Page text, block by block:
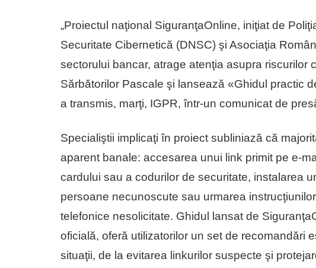
„Proiectul naţional SiguranţaOnline, iniţiat de
Securitate Cibernetică (DNSC) şi Asociaţia
sectorului bancar, atrage atenţia asupra riscurilor
Sărbătorilor Pascale şi lansează «Ghidul practic
a transmis, marţi, IGPR, într-un comunicat de
Specialiştii implicaţi în proiect subliniază că
aparent banale: accesarea unui link primit pe e-
cardului sau a codurilor de securitate, instalarea
persoane necunoscute sau urmarea
telefonice nesolicitate. Ghidul lansat de
oficială, oferă utilizatorilor un set de recomandări
situaţii, de la evitarea linkurilor suspecte şi